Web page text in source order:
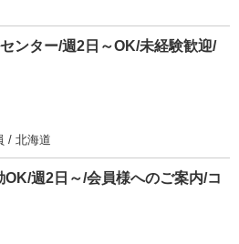
ンター/週2日～OK/未経験歓迎/
/ 北海道
週2日～/会員様へのご案内/コ